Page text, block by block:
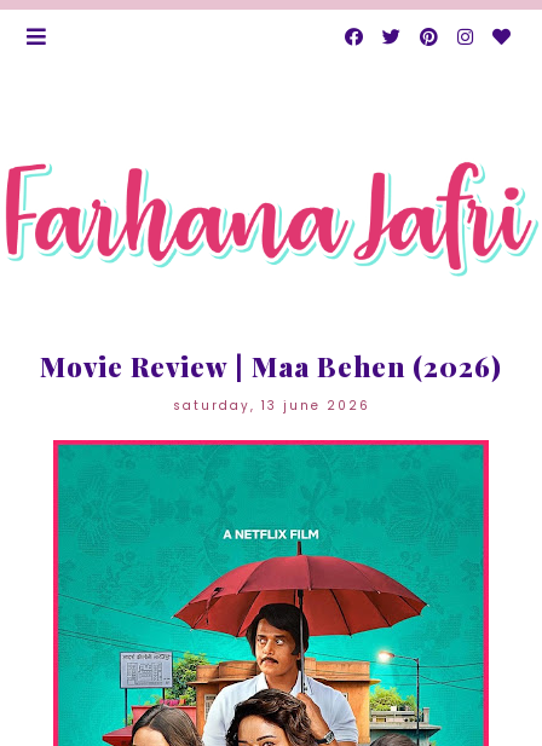
Movie Review | Maa Behen (2026)
saturday, 13 june 2026